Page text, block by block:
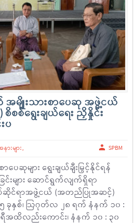
မျိုးသားစာပေဆု အဖွဲ့ငယ်
စ်ရွေးချယ်ရေး ညှိနှိုင်း
ပ
းများ, SPBM
ပေဆုများ ရွေးချယ်ချီးမြှင့်နိုင်ရန်
းများ ဆောင်ရွက်လျက်ရှိရာ
င်ရာအဖွဲ့ငယ် (အတည်ပြုအဆင့်)
ခုနှစ်၊ ဩဂုတ်လ ၂၈ ရက် နံနက် ၁၀ :
ရီအထိလည်းကောင်း၊ နံနက် ၁၀ : ၃၀